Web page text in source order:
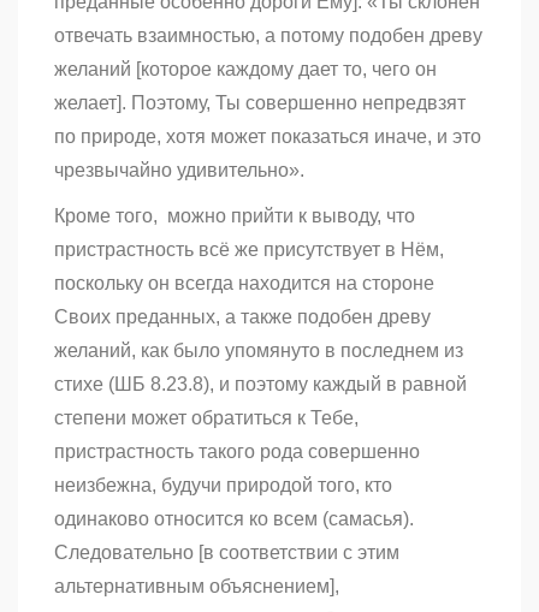
отвечать взаимностью, а потому подобен древу
желаний [которое каждому дает то, чего он
желает]. Поэтому, Ты совершенно непредвзят
по природе, хотя может показаться иначе, и это
чрезвычайно удивительно».
Кроме того, можно прийти к выводу, что
пристрастность всё же присутствует в Нём,
поскольку он всегда находится на стороне
Своих преданных, а также подобен древу
желаний, как было упомянуто в последнем из
стихе (ШБ 8.23.8), и поэтому каждый в равной
степени может обратиться к Тебе,
пристрастность такого рода совершенно
неизбежна, будучи природой того, кто
одинаково относится ко всем (самасья).
Следовательно [в соответствии с этим
альтернативным объяснением],